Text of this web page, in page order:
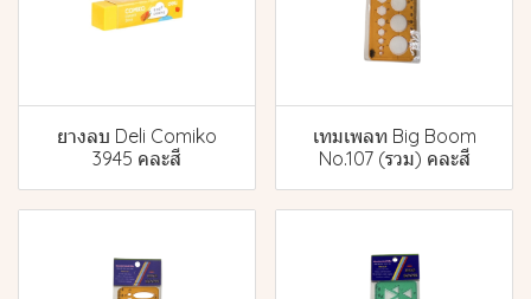
ยางลบ Deli Comiko
3945 คละสี
เทมเพลท Big Boom
No.107 (รวม) คละสี